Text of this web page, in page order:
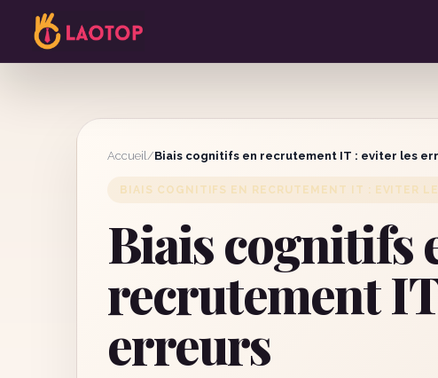
Accueil/Biais cognitifs en recrutement IT : eviter les
BIAIS COGNITIFS EN RECRUTEMENT IT : EVITER
Biais cognitifs
recrutement
erreurs